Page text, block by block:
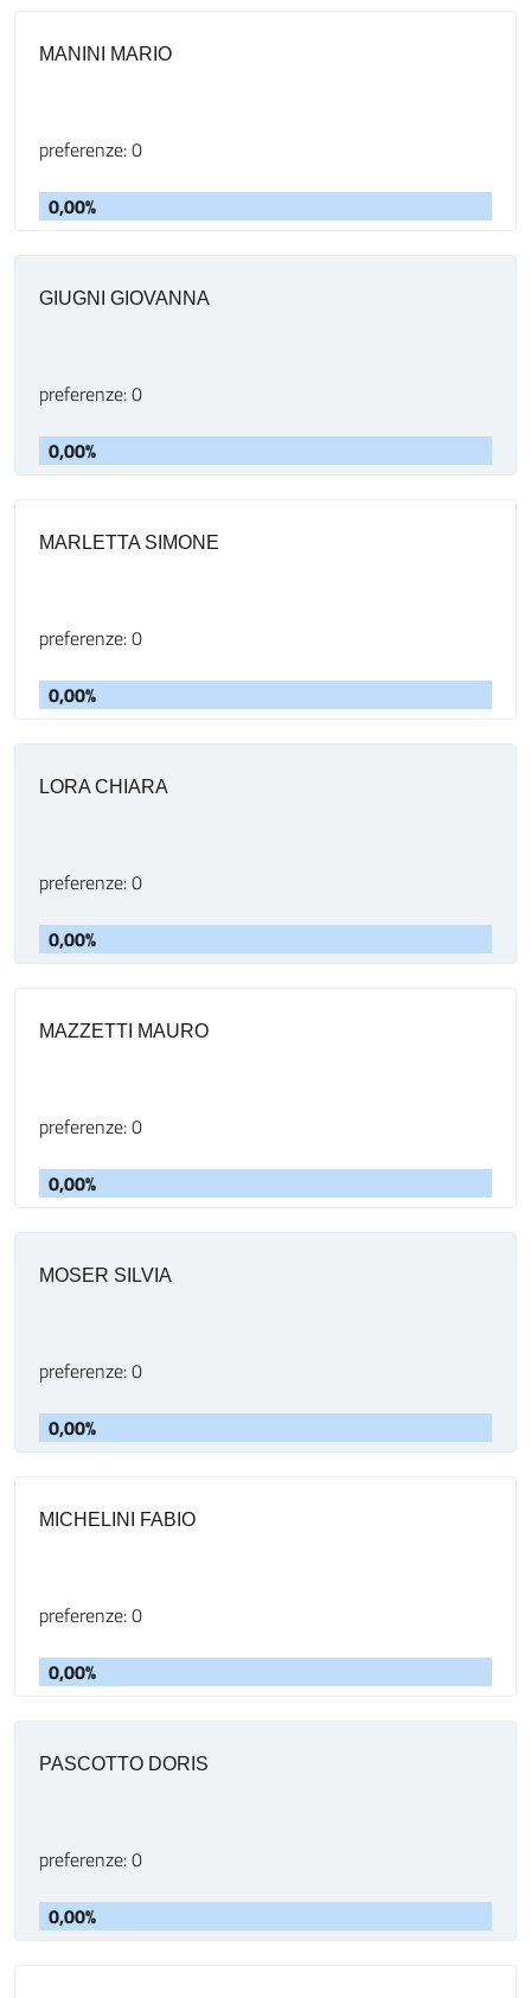
MANINI MARIO
preferenze: 0
0,00%
GIUGNI GIOVANNA
preferenze: 0
0,00%
MARLETTA SIMONE
preferenze: 0
0,00%
LORA CHIARA
preferenze: 0
0,00%
MAZZETTI MAURO
preferenze: 0
0,00%
MOSER SILVIA
preferenze: 0
0,00%
MICHELINI FABIO
preferenze: 0
0,00%
PASCOTTO DORIS
preferenze: 0
0,00%